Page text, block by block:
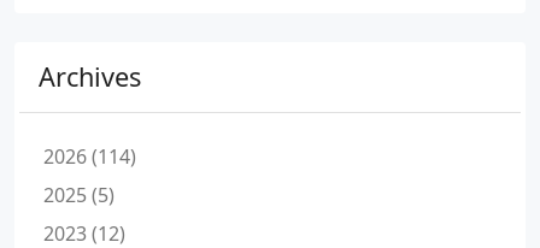
Archives
2026 (114)
2025 (5)
2023 (12)